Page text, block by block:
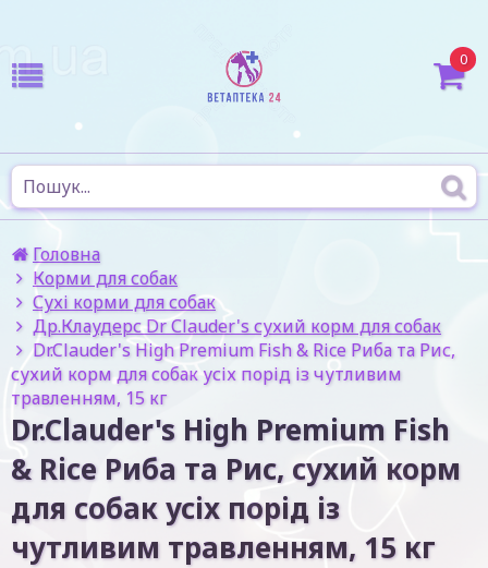
0
Головна
Корми для собак
Сухі корми для собак
Др.Клаудерс Dr Сlauder's сухий корм для собак
Dr.Clauder's High Premium Fish & Rice Риба та Рис,
сухий корм для собак усіх порід із чутливим
травленням, 15 кг
Dr.Clauder's High Premium Fish
& Rice Риба та Рис, сухий корм
для собак усіх порід із
чутливим травленням, 15 кг